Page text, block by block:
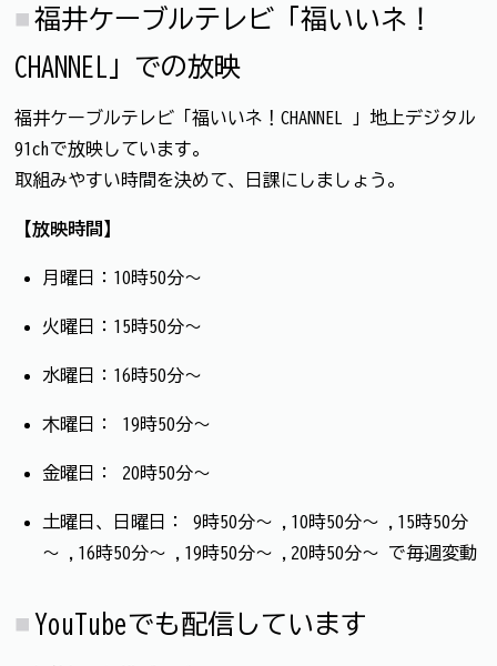
福井ケーブルテレビ「福いいネ！
CHANNEL」での放映
福井ケーブルテレビ「福いいネ！CHANNEL 」地上デジタル
91chで放映しています。
取組みやすい時間を決めて、日課にしましょう。
【放映時間】
月曜日：10時50分～
火曜日：15時50分～
水曜日：16時50分～
木曜日： 19時50分～
金曜日： 20時50分～
土曜日、日曜日： 9時50分～ ,10時50分～ ,15時50分
～ ,16時50分～ ,19時50分～ ,20時50分～ で毎週変動
YouTubeでも配信しています